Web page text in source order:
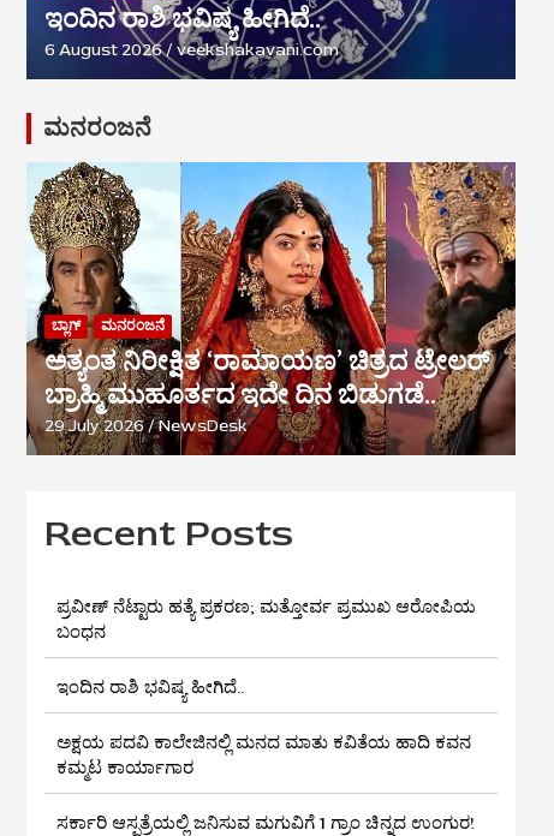
ಇಂದಿನ ರಾಶಿ ಭವಿಷ್ಯ ಹೀಗಿದೆ..
6 August 2026 veekshakavani.com
ಮನರಂಜನೆ
ಬ್ಲಾಗ್ ಮನರಂಜನೆ
ಅತ್ಯಂತ ನಿರೀಕ್ಷಿತ ‘ರಾಮಾಯಣ’ ಚಿತ್ರದ ಟ್ರೇಲರ್
ಬ್ರಾಹ್ಮಿ ಮುಹೂರ್ತದ ಇದೇ ದಿನ ಬಿಡುಗಡೆ..
29 July 2026 NewsDesk
Recent Posts
ಪ್ರವೀಣ್ ನೆಟ್ಟಾರು ಹತ್ಯೆ ಪ್ರಕರಣ; ಮತ್ತೋರ್ವ ಪ್ರಮುಖ ಆರೋಪಿಯ
ಬಂಧನ
ಇಂದಿನ ರಾಶಿ ಭವಿಷ್ಯ ಹೀಗಿದೆ..
ಅಕ್ಷಯ ಪದವಿ ಕಾಲೇಜಿನಲ್ಲಿ ಮನದ ಮಾತು ಕವಿತೆಯ ಹಾದಿ ಕವನ
ಕಮ್ಮಟ ಕಾರ್ಯಾಗಾರ
ಸರ್ಕಾರಿ ಆಸ್ಪತ್ರೆಯಲ್ಲಿ ಜನಿಸುವ ಮಗುವಿಗೆ 1 ಗ್ರಾಂ ಚಿನ್ನದ ಉಂಗುರ!